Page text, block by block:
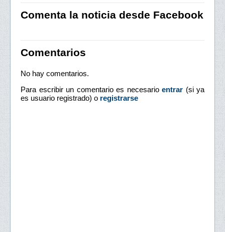
Comenta la noticia desde Facebook
Comentarios
No hay comentarios.
Para escribir un comentario es necesario entrar (si ya
es usuario registrado) o registrarse